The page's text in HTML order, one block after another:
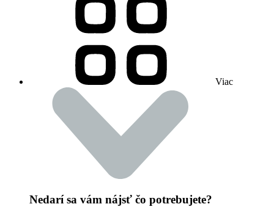
Viac
Nedarí sa vám nájsť čo potrebujete?